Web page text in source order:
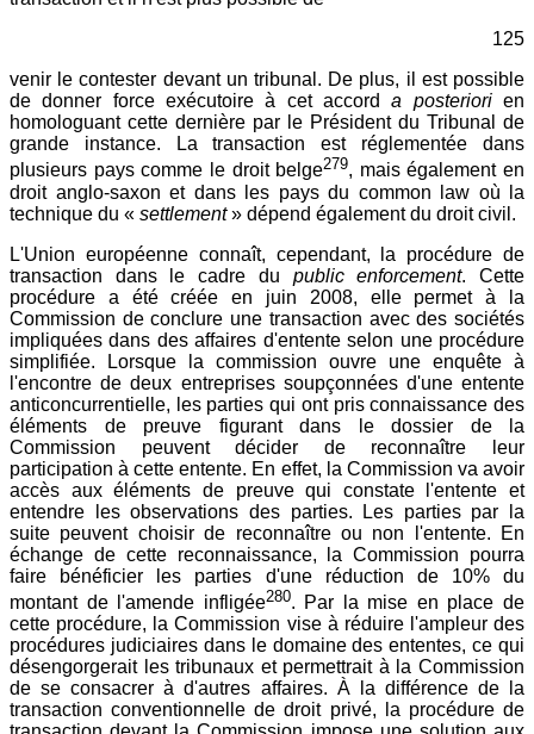
125
venir le contester devant un tribunal. De plus, il est possible
de donner force exécutoire à cet accorda posteriorien
homologuant cette dernière par le Président du Tribunal de
grande instance. La transaction est réglementée dans
plusieurs pays comme le droit belge279, mais également en
droit anglo-saxon et dans les pays du common law où la
technique du « settlement» dépend également du droit civil.
L'Union européenne connaît, cependant, la procédure de
transaction dans le cadre du public enforcement. Cette
procédure a été créée en juin 2008, elle permet à la
Commission de conclure une transaction avec des sociétés
impliquées dans des affaires d'entente selon une procédure
simplifiée. Lorsque la commission ouvre une enquête à
l'encontre de deux entreprises soupçonnées d'une entente
anticoncurrentielle, les parties qui ont pris connaissance des
éléments de preuve figurant dans le dossier de la
Commission peuvent décider de reconnaître leur
participation à cette entente. En effet, la Commission va avoir
accès aux éléments de preuve qui constate l'entente et
entendre les observations des parties. Les parties par la
suite peuvent choisir de reconnaître ou non l'entente. En
échange de cette reconnaissance, la Commission pourra
faire bénéficier les parties d'une réduction de 10% du
montant de l'amende infligée280. Par la mise en place de
cette procédure, la Commission vise à réduire l'ampleur des
procédures judiciaires dans le domaine des ententes, ce qui
désengorgerait les tribunaux et permettrait à la Commission
de se consacrer à d'autres affaires. À la différence de la
transaction conventionnelle de droit privé, la procédure de